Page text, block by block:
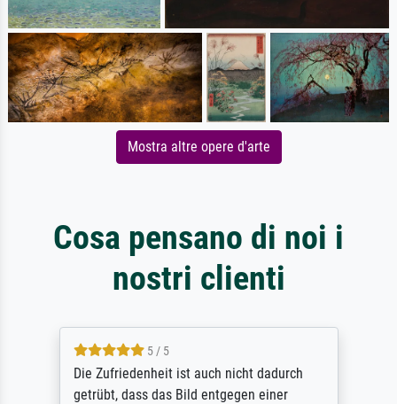
Mostra altre opere d'arte
Cosa pensano di noi i
nostri clienti
5 / 5
Die Zufriedenheit ist auch nicht dadurch
getrübt, dass das Bild entgegen einer